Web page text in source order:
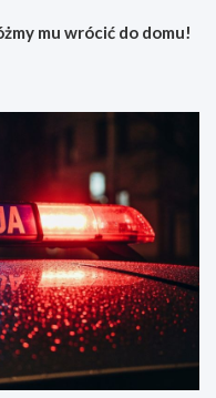
mu wrócić do domu!